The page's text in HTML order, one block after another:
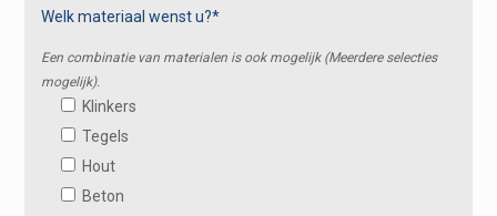
Welk materiaal wenst u?*
Een combinatie van materialen is ook mogelijk (Meerdere selecties
mogelijk).
Klinkers
Tegels
Hout
Beton